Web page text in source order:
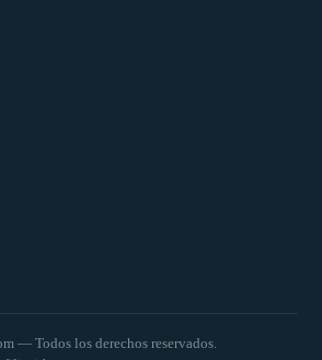
— Todos los derechos reservados.